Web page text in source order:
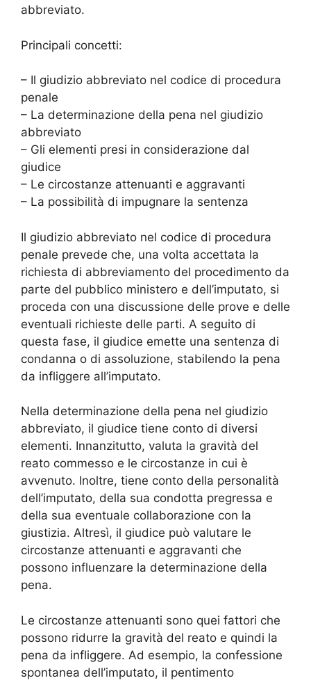
abbreviato.
Principali concetti:
– Il giudizio abbreviato nel codice di procedura
penale
– La determinazione della pena nel giudizio
abbreviato
– Gli elementi presi in considerazione dal
giudice
– Le circostanze attenuanti e aggravanti
– La possibilità di impugnare la sentenza
Il giudizio abbreviato nel codice di procedura
penale prevede che, una volta accettata la
richiesta di abbreviamento del procedimento da
parte del pubblico ministero e dell’imputato, si
proceda con una discussione delle prove e delle
eventuali richieste delle parti. A seguito di
questa fase, il giudice emette una sentenza di
condanna o di assoluzione, stabilendo la pena
da infliggere all’imputato.
Nella determinazione della pena nel giudizio
abbreviato, il giudice tiene conto di diversi
elementi. Innanzitutto, valuta la gravità del
reato commesso e le circostanze in cui è
avvenuto. Inoltre, tiene conto della personalità
dell’imputato, della sua condotta pregressa e
della sua eventuale collaborazione con la
giustizia. Altresì, il giudice può valutare le
circostanze attenuanti e aggravanti che
possono influenzare la determinazione della
pena.
Le circostanze attenuanti sono quei fattori che
possono ridurre la gravità del reato e quindi la
pena da infliggere. Ad esempio, la confessione
spontanea dell’imputato, il pentimento